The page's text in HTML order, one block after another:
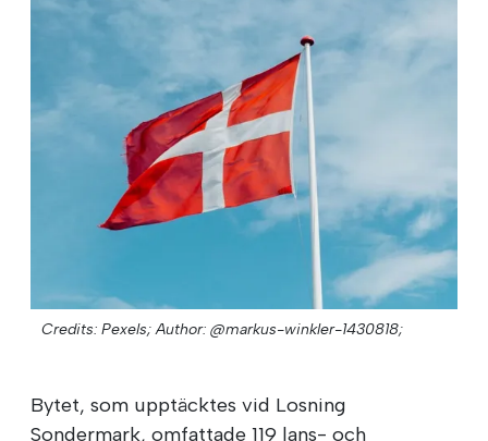
Credits: Pexels; Author: @markus-winkler-1430818;
Bytet, som upptäcktes vid Losning
Sondermark, omfattade 119 lans- och